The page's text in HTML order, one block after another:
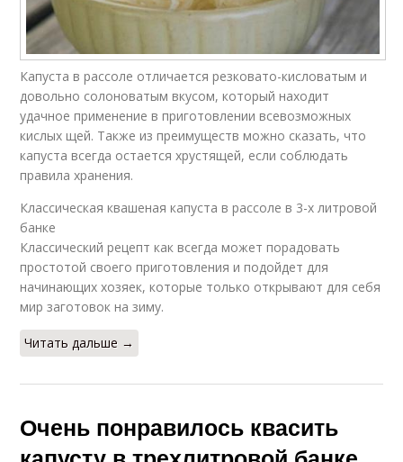
Капуста в рассоле отличается резковато-кисловатым и
довольно солоноватым вкусом, который находит
удачное применение в приготовлении всевозможных
кислых щей. Также из преимуществ можно сказать, что
капуста всегда остается хрустящей, если соблюдать
правила хранения.
Классическая квашеная капуста в рассоле в 3-х литровой
банке
Классический рецепт как всегда может порадовать
простотой своего приготовления и подойдет для
начинающих хозяек, которые только открывают для себя
мир заготовок на зиму.
Читать дальше →
Очень понравилось квасить